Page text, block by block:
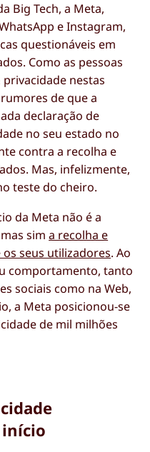
Big Tech, a Meta,
e Instagram,
questionáveis em
Como as pessoas
nestas
de que a
declaração de
no seu estado no
contra a recolha e
Mas, infelizmente,
teste do cheiro.
da Meta não é a
sima recolha e
seus utilizadores. Ao
comportamento, tanto
sociais como na Web,
a Meta posicionou-se
de mil milhões